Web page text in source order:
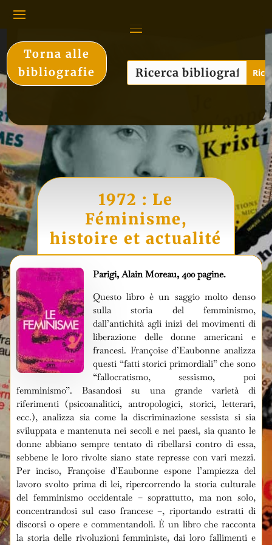
Torna alle
bibliografie
1972 : Le
Féminisme,
histoire et actualité
Parigi, Alain Moreau, 400 pagine.
Questo libro è un saggio molto denso
sulla storia del femminismo,
dall’antichità agli inizi dei movimenti di
liberazione delle donne americani e
francesi. Françoise d’Eaubonne analizza
questi “fatti storici primordiali” che sono
“fallocratismo, sessismo, poi
femminismo”. Basandosi su una grande varietà di
riferimenti (psicoanalitici, antropologici, storici, letterari,
ecc.), analizza sia come la discriminazione sessista si sia
sviluppata e mantenuta nei secoli e nei paesi, sia quanto le
donne abbiano sempre tentato di ribellarsi contro di essa,
sebbene le loro rivolte siano state represse con vari mezzi.
Per inciso, Françoise d’Eaubonne espone l’ampiezza del
lavoro svolto prima di lei, ripercorrendo la storia culturale
del femminismo occidentale – soprattutto, ma non solo,
concentrandosi sul caso francese –, riportando estratti di
discorsi o opere e commentandoli. È un libro che racconta
la storia delle rivoluzioni femministe, dai loro fallimenti e